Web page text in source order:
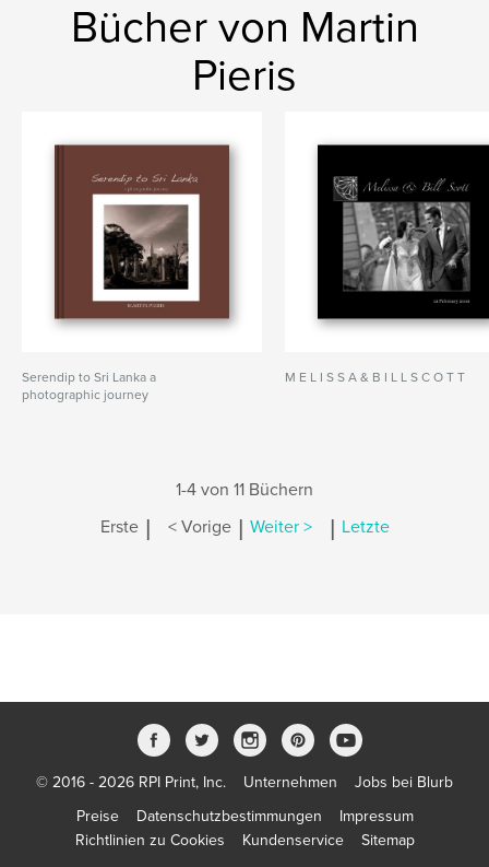
Bücher von Martin
Pieris
Serendip to Sri Lanka a
photographic journey
M E L I S S A & B I L L S C O T T
1-4 von 11 Büchern
Erste | < Vorige | Weiter > | Letzte
© 2016 - 2026 RPI Print, Inc. Unternehmen
Jobs bei Blurb
Preise
Datenschutzbestimmungen
Impressum
Richtlinien zu Cookies
Kundenservice Sitemap